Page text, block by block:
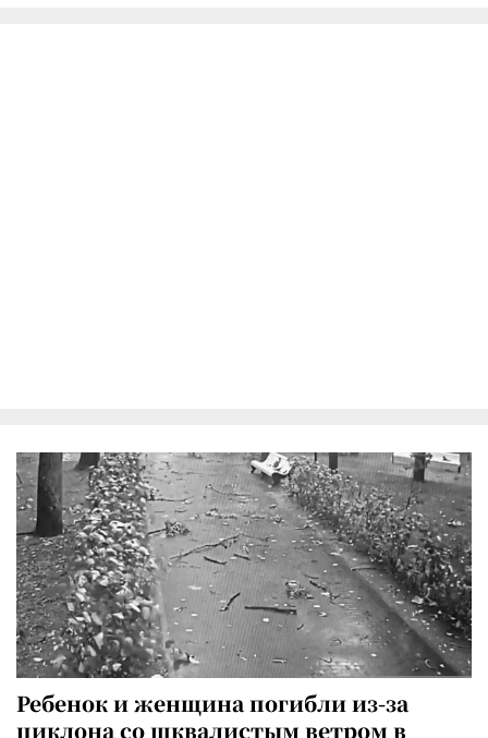
Ребенок и женщина погибли из-за
циклона со шквалистым ветром в